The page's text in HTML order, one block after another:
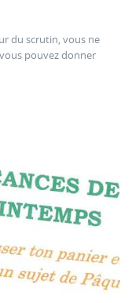
du scrutin, vous ne
pouvez donner